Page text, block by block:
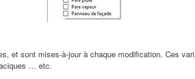
et sont mises-à-jour à chaque modification. Ces
… etc.